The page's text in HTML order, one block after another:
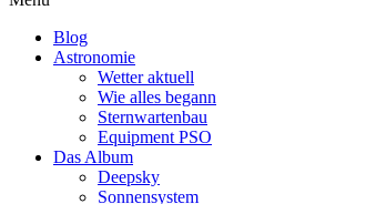
Blog
Astronomie
Wetter aktuell
Wie alles begann
Sternwartenbau
Equipment PSO
Das Album
Deepsky
Sonnensystem